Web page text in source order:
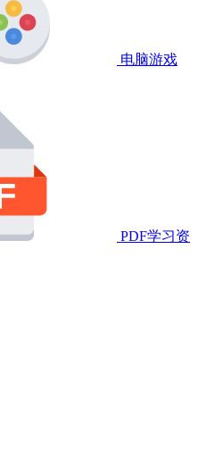
电脑游戏
PDF学习资